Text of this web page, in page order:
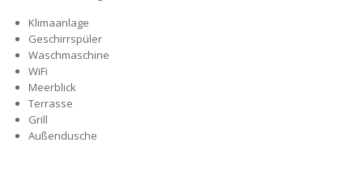
Klimaanlage
Geschirrspüler
Waschmaschine
WiFi
Meerblick
Terrasse
Grill
Außendusche